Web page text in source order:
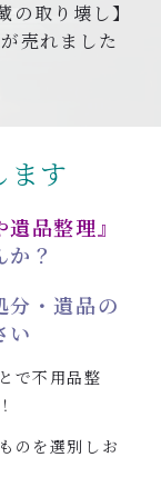
の取り壊し】
売れました
ます
品整理』
？
分・遺品の
い
で不用品整
のを選別しお